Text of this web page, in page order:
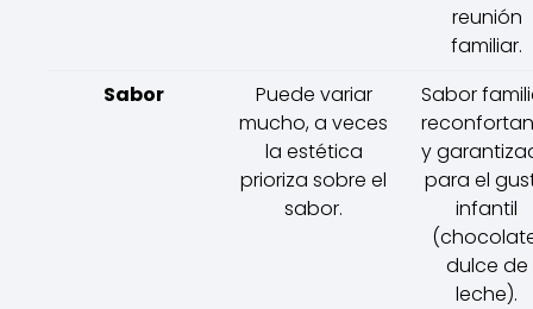
reunión
familiar.
Sabor
Puede variar
mucho, a veces
la estética
prioriza sobre el
sabor.
Sabor
y
para el
infantil
dulce de
leche).